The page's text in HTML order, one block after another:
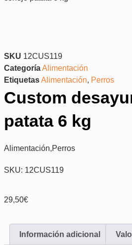
SKU 12CUS119
CategoríaAlimentación
EtiquetasAlimentación, Perros
Custom
patata 6 kg
Alimentación,Perros
SKU: 12CUS119
29,50€
Información adicional